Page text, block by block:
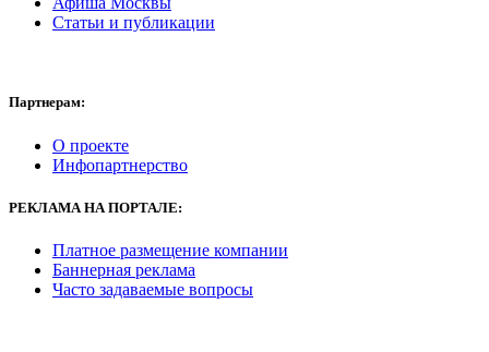
Статьи и публикации
Партнерам:
О проекте
Инфопартнерство
РЕКЛАМА НА ПОРТАЛЕ:
Платное размещение компании
Баннерная реклама
Часто задаваемые вопросы